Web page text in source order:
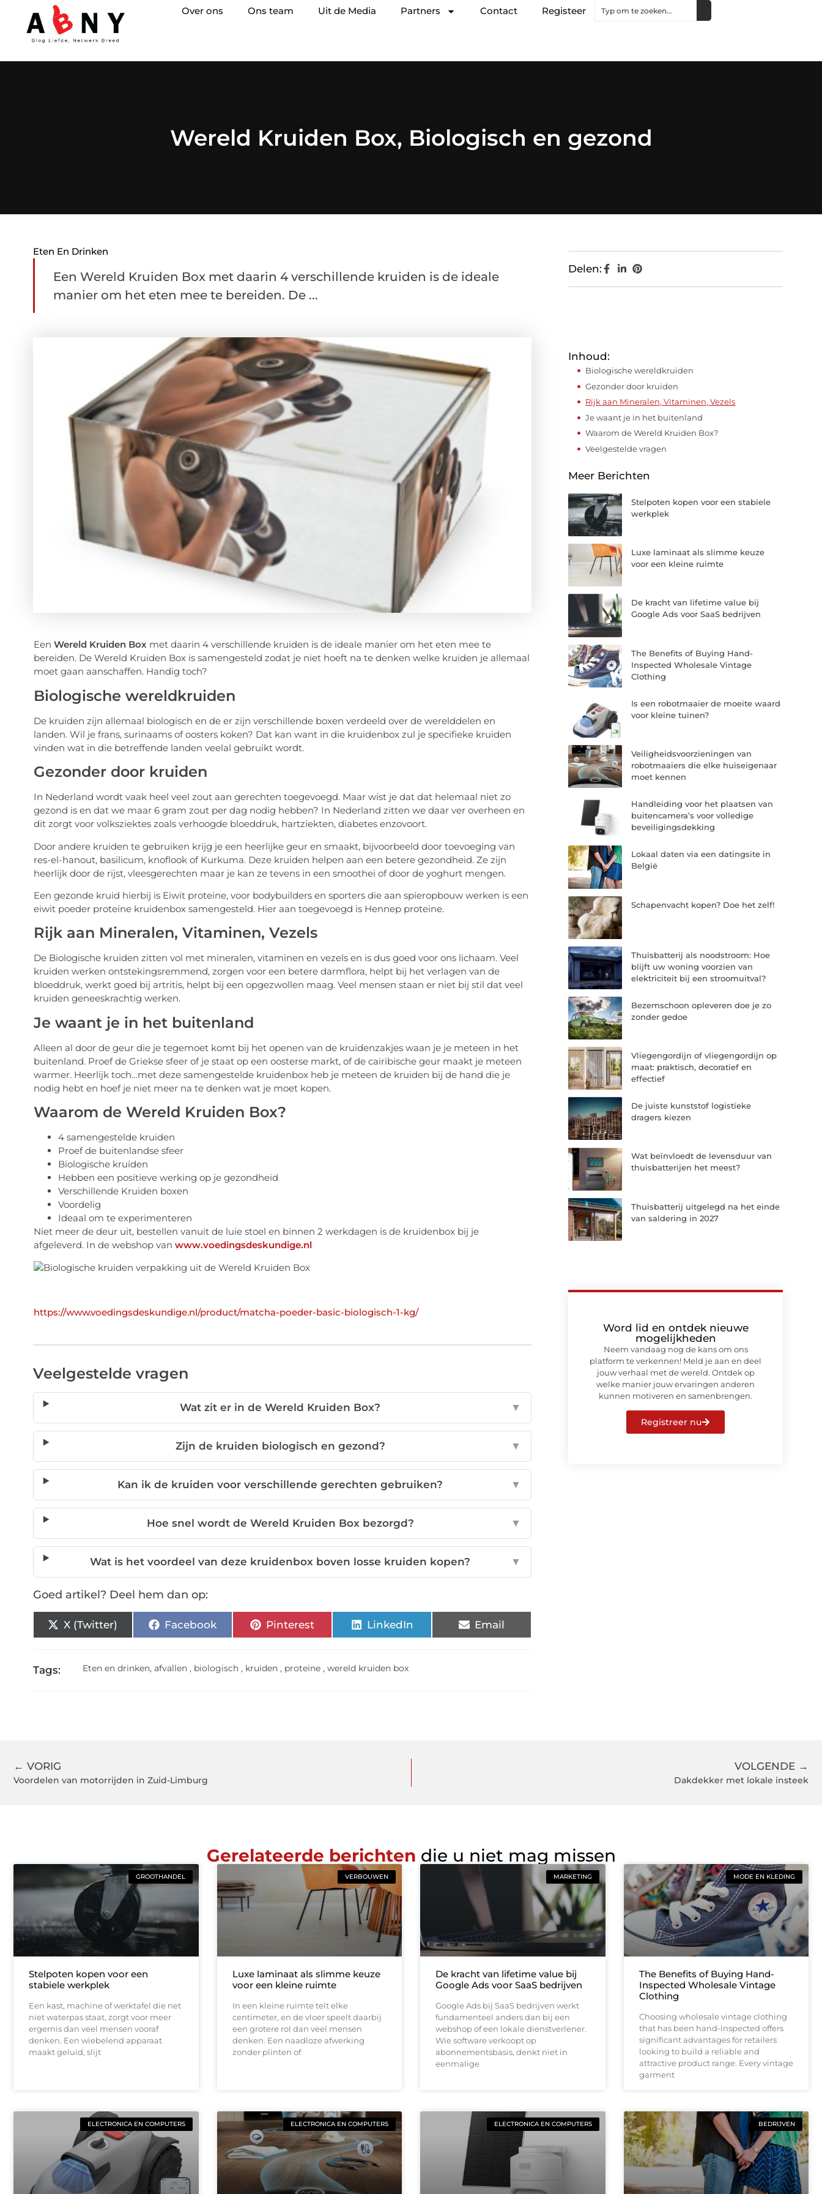
Over ons Ons team Uit de Media Partners Contact Registeer
Wereld Kruiden Box, Biologisch en gezond
Eten En Drinken
Een Wereld Kruiden Box met daarin 4 verschillende kruiden is de ideale
manier om het eten mee te bereiden. De ...
Een Wereld Kruiden Boxmet daarin 4 verschillende kruiden is de ideale manier om het eten mee te
bereiden. De Wereld Kruiden Box is samengesteld zodat je niet hoeft na te denken welke kruiden je allemaal
moet gaan aanschaffen. Handig toch?
Biologische wereldkruiden
De kruiden zijn allemaal biologisch en de er zijn verschillende boxen verdeeld over de werelddelen en
landen. Wil je frans, surinaams of oosters koken? Dat kan want in die kruidenbox zul je specifieke kruiden
vinden wat in die betreffende landen veelal gebruikt wordt.
Gezonder door kruiden
In Nederland wordt vaak heel veel zout aan gerechten toegevoegd. Maar wist je dat dat helemaal niet zo
gezond is en dat we maar 6 gram zout per dag nodig hebben? In Nederland zitten we daar ver overheen en
dit zorgt voor volksziektes zoals verhoogde bloeddruk, hartziekten, diabetes enzovoort.
Door andere kruiden te gebruiken krijg je een heerlijke geur en smaakt, bijvoorbeeld door toevoeging van
res-el-hanout, basilicum, knoflook of Kurkuma. Deze kruiden helpen aan een betere gezondheid. Ze zijn
heerlijk door de rijst, vleesgerechten maar je kan ze tevens in een smoothei of door de yoghurt mengen.
Een gezonde kruid hierbij is Eiwit proteine, voor bodybuilders en sporters die aan spieropbouw werken is een
eiwit poeder proteine kruidenbox samengesteld. Hier aan toegevoegd is Hennep proteine.
Rijk aan Mineralen, Vitaminen, Vezels
De Biologische kruiden zitten vol met mineralen, vitaminen en vezels en is dus goed voor ons lichaam. Veel
kruiden werken ontstekingsremmend, zorgen voor een betere darmflora, helpt bij het verlagen van de
bloeddruk, werkt goed bij artritis, helpt bij een opgezwollen maag. Veel mensen staan er niet bij stil dat veel
kruiden geneeskrachtig werken.
Je waant je in het buitenland
Alleen al door de geur die je tegemoet komt bij het openen van de kruidenzakjes waan je je meteen in het
buitenland. Proef de Griekse sfeer of je staat op een oosterse markt, of de cairibische geur maakt je meteen
warmer. Heerlijk toch…met deze samengestelde kruidenbox heb je meteen de kruiden bij de hand die je
nodig hebt en hoef je niet meer na te denken wat je moet kopen.
Waarom de Wereld Kruiden Box?
4 samengestelde kruiden
Proef de buitenlandse sfeer
Biologische kruiden
Hebben een positieve werking op je gezondheid
Verschillende Kruiden boxen
Voordelig
Ideaal om te experimenteren
Niet meer de deur uit, bestellen vanuit de luie stoel en binnen 2 werkdagen is de kruidenbox bij je
afgeleverd. In de webshop van www.voedingsdeskundige.nl
https://www.voedingsdeskundige.nl/product/matcha-poeder-basic-biologisch-1-kg/
Veelgestelde vragen
Wat zit er in de Wereld Kruiden Box? ▼
Zijn de kruiden biologisch en gezond? ▼
Kan ik de kruiden voor verschillende gerechten gebruiken? ▼
Hoe snel wordt de Wereld Kruiden Box bezorgd? ▼
Wat is het voordeel van deze kruidenbox boven losse kruiden kopen? ▼
Goed artikel? Deel hem dan op:
X (Twitter) Facebook Pinterest LinkedIn Email
Tags: Eten en drinken,afvallen , biologisch , kruiden , proteine ,wereld kruiden box
Delen:
Inhoud:
Biologische wereldkruiden
Gezonder door kruiden
Rijk aan Mineralen, Vitaminen, Vezels
Je waant je in het buitenland
Waarom de Wereld Kruiden Box?
Veelgestelde vragen
Meer Berichten
Stelpoten kopen voor een stabiele
werkplek
Luxe laminaat als slimme keuze
voor een kleine ruimte
De kracht van lifetime value bij
Google Ads voor SaaS bedrijven
The Benefits of Buying Hand-
Inspected Wholesale Vintage
Clothing
Is een robotmaaier de moeite waard
voor kleine tuinen?
Veiligheidsvoorzieningen van
robotmaaiers die elke huiseigenaar
moet kennen
Handleiding voor het plaatsen van
buitencamera’s voor volledige
beveiligingsdekking
Lokaal daten via een datingsite in
België
Schapenvacht kopen? Doe het zelf!
Thuisbatterij als noodstroom: Hoe
blijft uw woning voorzien van
elektriciteit bij een stroomuitval?
Bezemschoon opleveren doe je zo
zonder gedoe
Vliegengordijn of vliegengordijn op
maat: praktisch, decoratief en
effectief
De juiste kunststof logistieke
dragers kiezen
Wat beïnvloedt de levensduur van
thuisbatterijen het meest?
Thuisbatterij uitgelegd na het einde
van saldering in 2027
Word lid en ontdek nieuwe
mogelijkheden
Neem vandaag nog de kans om ons
platform te verkennen! Meld je aan en deel
jouw verhaal met de wereld. Ontdek op
welke manier jouw ervaringen anderen
kunnen motiveren en samenbrengen.
Registreer nu
← VORIG
Voordelen van motorrijden in Zuid-Limburg
VOLGENDE →
Dakdekker met lokale insteek
Gerelateerde berichten die u niet mag missen
GROOTHANDEL
Stelpoten kopen voor een
stabiele werkplek
Een kast, machine of werktafel die net
niet waterpas staat, zorgt voor meer
ergernis dan veel mensen vooraf
denken. Een wiebelend apparaat
maakt geluid, slijt
VERBOUWEN
Luxe laminaat als slimme keuze
voor een kleine ruimte
In een kleine ruimte telt elke
centimeter, en de vloer speelt daarbij
een grotere rol dan veel mensen
denken. Een naadloze afwerking
zonder plinten of
MARKETING
De kracht van lifetime value bij
Google Ads voor SaaS bedrijven
Google Ads bij SaaS bedrijven werkt
fundamenteel anders dan bij een
webshop of een lokale dienstverlener.
Wie software verkoopt op
abonnementsbasis, denkt niet in
eenmalige
MODE EN KLEDING
The Benefits of Buying Hand-
Inspected Wholesale Vintage
Clothing
Choosing wholesale vintage clothing
that has been hand-inspected offers
significant advantages for retailers
looking to build a reliable and
attractive product range. Every vintage
garment
ELECTRONICA EN COMPUTERS ELECTRONICA EN COMPUTERS ELECTRONICA EN COMPUTERS BEDRIJVEN